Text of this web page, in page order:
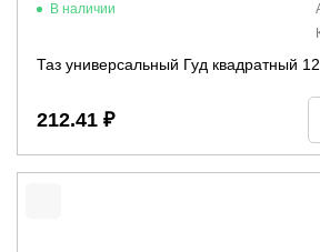
В наличии
Таз универсальный Гуд квадратный
212.41 ₽